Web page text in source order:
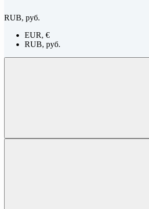
RUB, руб.
EUR, €
RUB, руб.